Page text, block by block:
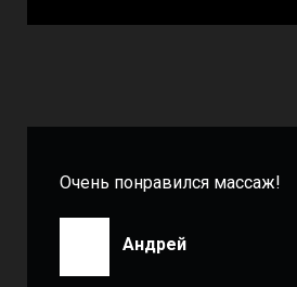
Очень понравился массаж!
Андрей